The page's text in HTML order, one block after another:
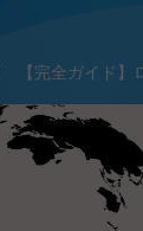
【完全ガイド】